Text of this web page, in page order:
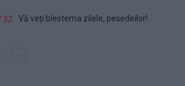
Vă veți blestema zilele, pesedeilor!